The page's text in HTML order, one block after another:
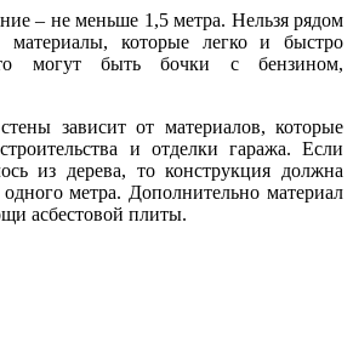
– не меньше 1,5 метра. Нельзя рядом
материалы, которые легко и быстро
могут быть бочки с бензином,
зависит от материалов, которые
и отделки гаража. Если
из дерева, то конструкция должна
метра. Дополнительно материал
асбестовой плиты.